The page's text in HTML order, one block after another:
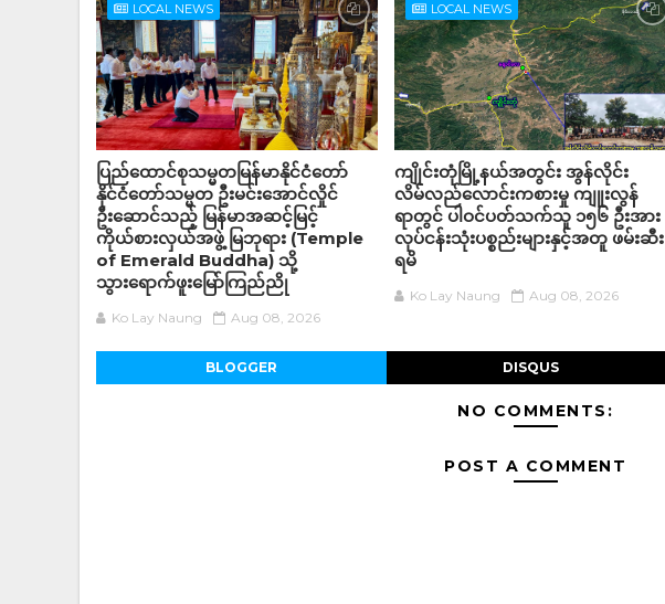
LOCAL NEWS
ပြည်ထောင်စုသမ္မတမြန်မာနိုင်ငံတော်
နိုင်ငံတော်သမ္မတ ဦးမင်းအောင်လှိုင်
ဦးဆောင်သည့် မြန်မာအဆင့်မြင့်
ကိုယ်စားလှယ်အဖွဲ့ မြဘုရား (Temple
of Emerald Buddha) သို့
သွားရောက်ဖူးမြော်ကြည်ညို
Ko Lay Naung Aug 08, 2026
LOCAL NEWS
ကျိုင်းတုံမြို့နယ်အတွင်း အွန်လိုင်း
လိမ်လည်လောင်းကစားမှု ကျူးလွန်
ရာတွင် ပါဝင်ပတ်သက်သူ ၁၅၆ ဦးအား
လုပ်ငန်းသုံးပစ္စည်းများနှင့်အတူ ဖမ်းဆီး
ရမိ
Ko Lay Naung Aug 08, 2026
BLOGGER DISQUS
NO COMMENTS:
POST A COMMENT